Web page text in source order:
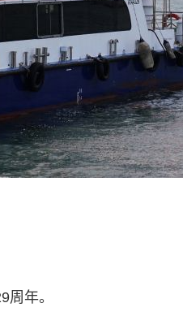
年。